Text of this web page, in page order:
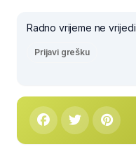
Radno vrijeme ne vrijedi
Prijavi grešku